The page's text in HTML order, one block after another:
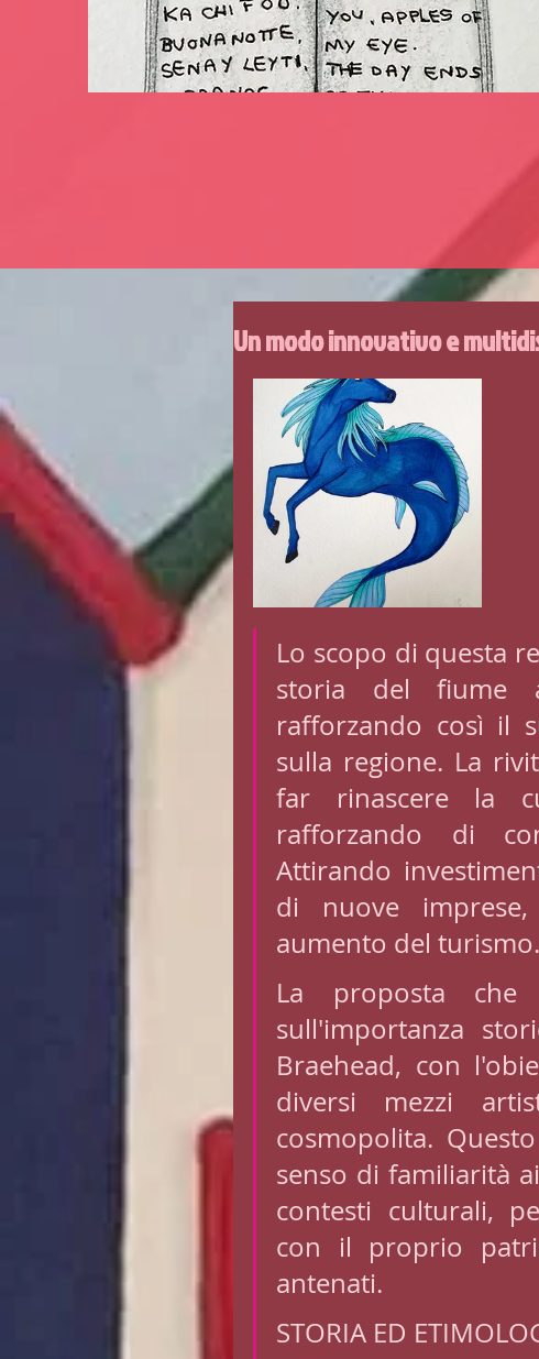
Un modo innovativo e
Lo scopo di questa
storia del fiume
rafforzando così il
sulla regione. La
far rinascere la
rafforzando di
Attirando
di nuove
aumento del turismo.
La proposta che
sull'importanza
Braehead, con
diversi mezzi
cosmopolita.
senso di familiarità
contesti culturali,
con il proprio
antenati.
STORIA ED